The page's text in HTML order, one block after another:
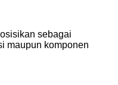
sebagai
maupun komponen